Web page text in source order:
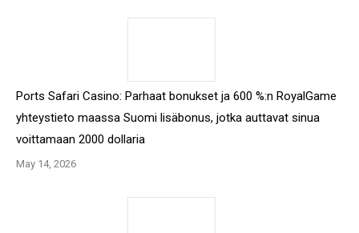
Ports Safari Casino: Parhaat bonukset ja 600 %:n RoyalGame
yhteystieto maassa Suomi lisäbonus, jotka auttavat sinua
voittamaan 2000 dollaria
May 14, 2026